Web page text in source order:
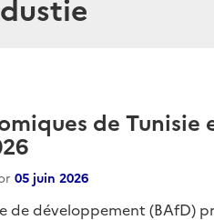
de Tunisie
05 juin 2026
de développement (BAfD)